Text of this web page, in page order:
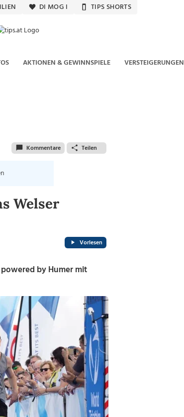
DI MOG I TIPS SHORTS
AKTIONEN & GEWINNSPIELE VERSTEIGERUNGEN
Kommentare Teilen
Welser
Vorlesen
by Humer mit